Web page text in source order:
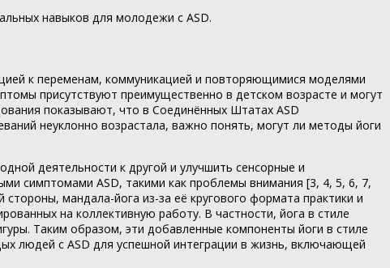
навыков для молодежи с ASD.
к переменам, коммуникацией и повторяющимися моделями
присутствуют преимущественно в детском возрасте и могут
показывают, что в Соединённых Штатах ASD
неуклонно возрастала, важно понять, могут ли методы йоги
деятельности к другой и улучшить сенсорные и
симптомами ASD, такими как проблемы внимания [3, 4, 5, 6, 7,
мандала-йога из-за её кругового формата практики и
на коллективную работу. В частности, йога в стиле
Таким образом, эти добавленные компоненты йоги в стиле
людей с ASD для успешной интеграции в жизнь, включающей